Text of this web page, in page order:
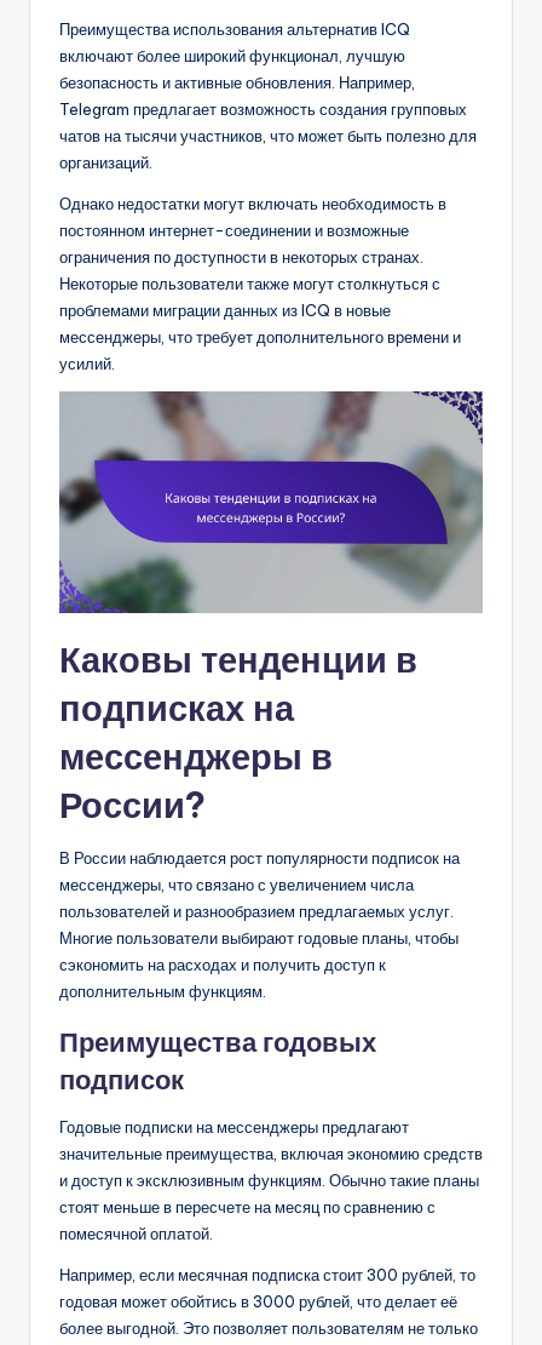
Преимущества использования альтернатив ICQ
включают более широкий функционал, лучшую
безопасность и активные обновления. Например,
Telegram предлагает возможность создания групповых
чатов на тысячи участников, что может быть полезно для
организаций.
Однако недостатки могут включать необходимость в
постоянном интернет-соединении и возможные
ограничения по доступности в некоторых странах.
Некоторые пользователи также могут столкнуться с
проблемами миграции данных из ICQ в новые
мессенджеры, что требует дополнительного времени и
усилий.
Каковы тенденции в
подписках на
мессенджеры в
России?
В России наблюдается рост популярности подписок на
мессенджеры, что связано с увеличением числа
пользователей и разнообразием предлагаемых услуг.
Многие пользователи выбирают годовые планы, чтобы
сэкономить на расходах и получить доступ к
дополнительным функциям.
Преимущества годовых
подписок
Годовые подписки на мессенджеры предлагают
значительные преимущества, включая экономию средств
и доступ к эксклюзивным функциям. Обычно такие планы
стоят меньше в пересчете на месяц по сравнению с
помесячной оплатой.
Например, если месячная подписка стоит 300 рублей, то
годовая может обойтись в 3000 рублей, что делает её
более выгодной. Это позволяет пользователям не только